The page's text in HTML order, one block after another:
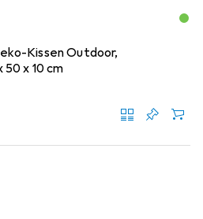
Kissen Outdoor,
x 10 cm